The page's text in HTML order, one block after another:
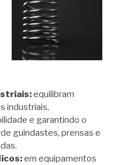
equilibram
industriais,
e garantindo o
guindastes, prensas e
em equipamentos